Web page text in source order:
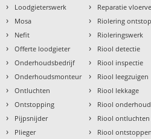
› Loodgieterswerk
› Mosa
› Nefit
› Offerte loodgieter
› Onderhoudsbedrijf
› Onderhoudsmonteur
› Ontluchten
› Ontstopping
› Pijpsnijder
› Plieger
› Reparatie
› Riolering
› Rioleringswerk
› Riool detectie
› Riool inspectie
› Riool leegzuigen
› Riool lekkage
› Riool onderhoud
› Riool ontluchten
› Riool ontstoppen